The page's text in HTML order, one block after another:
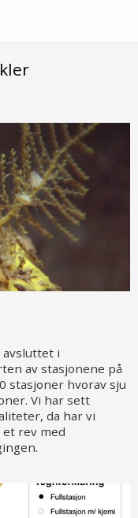
avsluttet i
av stasjonene på
stasjoner hvorav sju
Vi har sett
da har vi
rev med